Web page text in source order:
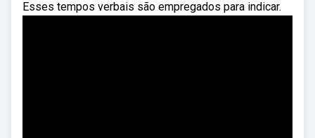
Esses tempos verbais são empregados para indicar.